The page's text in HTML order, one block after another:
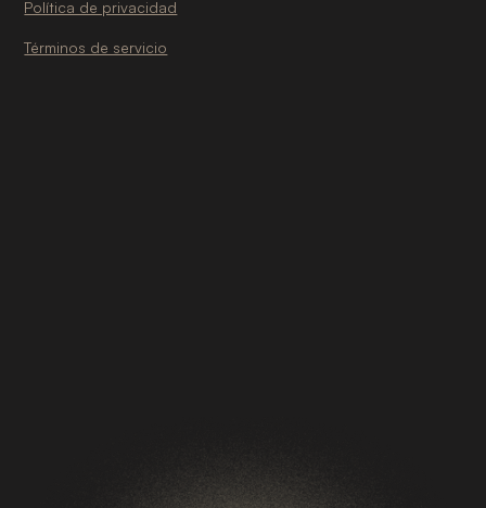
Política de privacidad
Términos de servicio